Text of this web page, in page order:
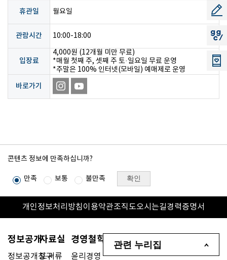
소리
공모
지지
휴관일 월요일
관람시간 10:00-18:00
입장료
4,000원 (12개월 미만 무료)
*매월 첫째 주, 셋째 주 토·일요일 무료 운영
*주말은 100% 인터넷(모바일) 예매제로 운영
바로가기
콘텐츠 정보에 만족하십니까?
만족 보통 불만족 확인
개인정보처리방침이용약관조직도오시는길경력증명서
정보공개
정보공개청구
자료실
도서류
경영철학
윤리경영
관련 누리집